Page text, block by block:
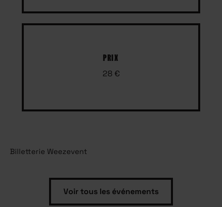
PRIX
28 €
Billetterie Weezevent
Voir tous les événements